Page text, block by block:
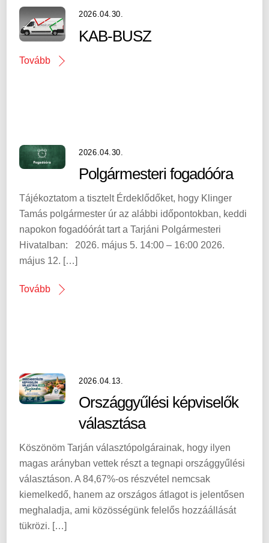
2026.04.30.
KAB-BUSZ
Tovább
2026.04.30.
Polgármesteri fogadóóra
Tájékoztatom a tisztelt Érdeklődőket, hogy Klinger
Tamás polgármester úr az alábbi időpontokban, keddi
napokon fogadóórát tart a Tarjáni Polgármesteri
Hivatalban: 2026. május 5. 14:00 – 16:00 2026.
május 12. […]
Tovább
2026.04.13.
Országgyűlési képviselők
választása
Köszönöm Tarján választópolgárainak, hogy ilyen
magas arányban vettek részt a tegnapi országgyűlési
választáson. A 84,67%-os részvétel nemcsak
kiemelkedő, hanem az országos átlagot is jelentősen
meghaladja, ami közösségünk felelős hozzáállását
tükrözi. […]